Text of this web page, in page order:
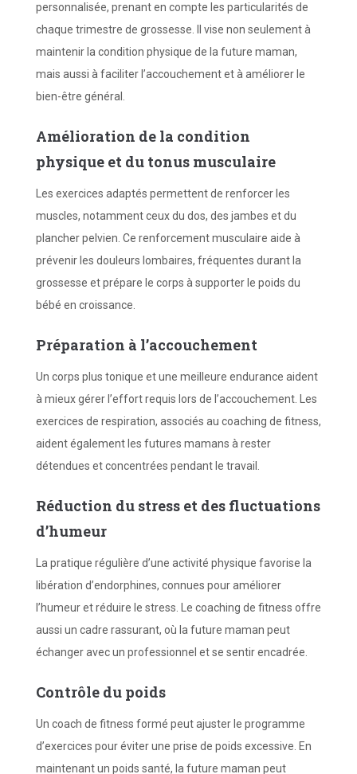
personnalisée, prenant en compte les particularités de
chaque trimestre de grossesse. Il vise non seulement à
maintenir la condition physique de la future maman,
mais aussi à faciliter l’accouchement et à améliorer le
bien-être général.
Amélioration de la condition
physique et du tonus musculaire
Les exercices adaptés permettent de renforcer les
muscles, notamment ceux du dos, des jambes et du
plancher pelvien. Ce renforcement musculaire aide à
prévenir les douleurs lombaires, fréquentes durant la
grossesse et prépare le corps à supporter le poids du
bébé en croissance.
Préparation à l’accouchement
Un corps plus tonique et une meilleure endurance aident
à mieux gérer l’effort requis lors de l’accouchement. Les
exercices de respiration, associés au coaching de fitness,
aident également les futures mamans à rester
détendues et concentrées pendant le travail.
Réduction du stress et des fluctuations
d’humeur
La pratique régulière d’une activité physique favorise la
libération d’endorphines, connues pour améliorer
l’humeur et réduire le stress. Le coaching de fitness offre
aussi un cadre rassurant, où la future maman peut
échanger avec un professionnel et se sentir encadrée.
Contrôle du poids
Un coach de fitness formé peut ajuster le programme
d’exercices pour éviter une prise de poids excessive. En
maintenant un poids santé, la future maman peut